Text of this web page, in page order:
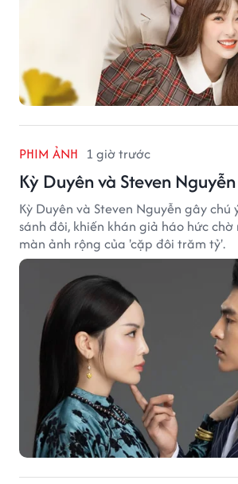
PHIM ẢNH 1 giờ trước
Kỳ Duyên và Steven
Kỳ Duyên và Steven Nguyễn gây chú
sánh đôi, khiến khán giả háo hức
màn ảnh rộng của 'cặp đôi trăm tỷ'.